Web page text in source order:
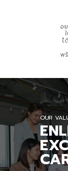
อ
ไ
พ
OUR